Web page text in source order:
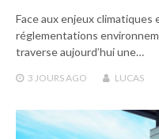
Face aux enjeux climatiques
réglementations
traverse aujourd’hui une…
3 JOURSAGO LUCAS